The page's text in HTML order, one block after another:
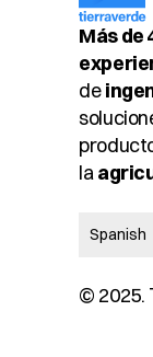
Más de
de
la
Spanish
© 2025.